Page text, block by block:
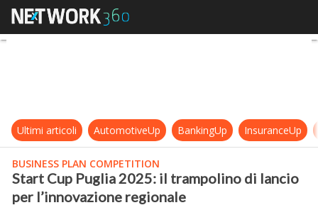
Start Cup Puglia 2025: il
Ultimi articoli AutomotiveUp BankingUp InsuranceUp
BUSINESS PLAN COMPETITION
Start Cup Puglia 2025: il trampolino di lancio
per l’innovazione regionale